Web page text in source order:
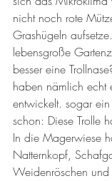
nicht noch rote
Grashügeln
lebensgroße
besser eine
haben nämlich echt
entwickelt. sogar
schon: Diese Trolle
In die Magerwiese
Natternkopf,
Weidenröschen und